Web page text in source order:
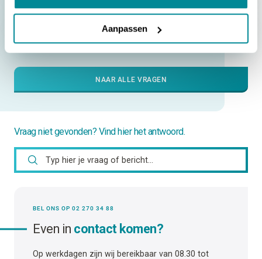
Aanpassen
Strepen in de bedrukking bij de [ATP-300/600 Pro]
NAAR ALLE VRAGEN
Vraag niet gevonden? Vind hier het antwoord.
BEL ONS OP 02 270 34 88
Even in contact komen?
Op werkdagen zijn wij bereikbaar van 08.30 tot